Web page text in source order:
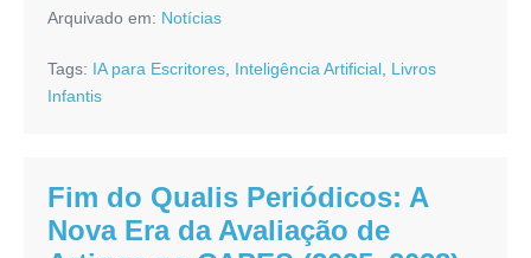
de
com
Livros
Incríveis
Arquivado em: Notícias
Tags: IA para Escritores, Inteligência Artificial, Livros
Infantis
Fim do Qualis Periódicos: A
Nova Era da Avaliação de